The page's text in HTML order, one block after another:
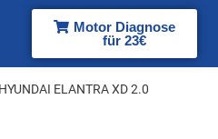
Motor Diagnose
für 23€
ELANTRA XD 2.0